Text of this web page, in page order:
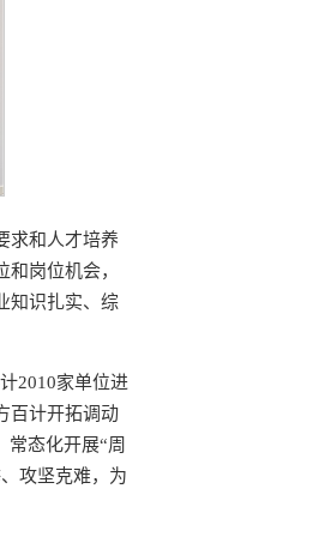
求和人才培养
岗位机会，
知识扎实、综
2010家单位进
百计开拓调动
态化开展“周
攻坚克难，为